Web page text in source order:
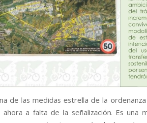
de las medidas estrella de la
ahora a falta de la señalización. Es una